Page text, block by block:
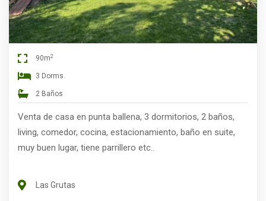
90m2
3 Dorms.
2 Baños
Venta de casa en punta ballena, 3 dormitorios, 2 baños,
living, comedor, cocina, estacionamiento, baño en suite,
muy buen lugar, tiene parrillero etc..
Las Grutas